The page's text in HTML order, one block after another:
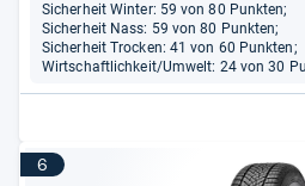
Sicherheit Winter: 59 von 80 Punkten;
Sicherheit Nass: 59 von 80 Punkten;
Sicherheit Trocken: 41 von 60 Punkten;
Wirtschaftlichkeit/Umwelt: 24 von 30
6